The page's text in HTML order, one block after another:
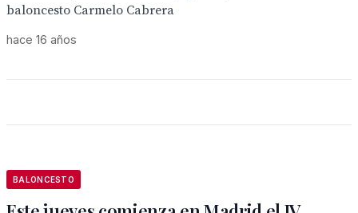
baloncesto Carmelo Cabrera
hace 16 años
BALONCESTO